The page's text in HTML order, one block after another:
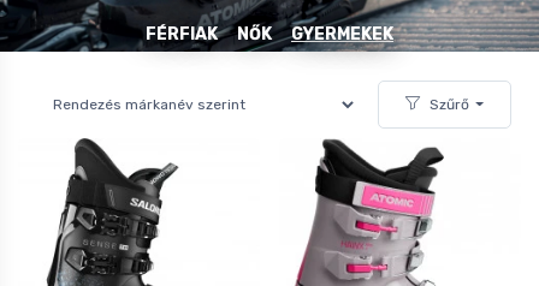
FÉRFIAK NŐK GYERMEKEK
Szűrő